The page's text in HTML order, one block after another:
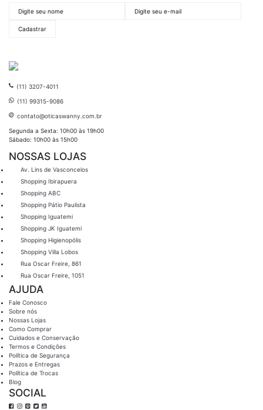
(11) 3207-4011
(11) 99315-9086
contato@oticaswanny.com.br
Segunda a Sexta: 10h00 às 19h00
Sábado: 10h00 às 15h00
NOSSAS LOJAS
Av. Lins de Vasconcelos
Shopping Ibirapuera
Shopping ABC
Shopping Pátio Paulista
Shopping Iguatemi
Shopping JK Iguatemi
Shopping Higienopólis
Shopping Villa Lobos
Rua Oscar Freire, 861
Rua Oscar Freire, 1051
AJUDA
Fale Conosco
Sobre nós
Nossas Lojas
Como Comprar
Cuidados e Conservação
Termos e Condições
Política de Segurança
Prazos e Entregas
Política de Trocas
Blog
SOCIAL